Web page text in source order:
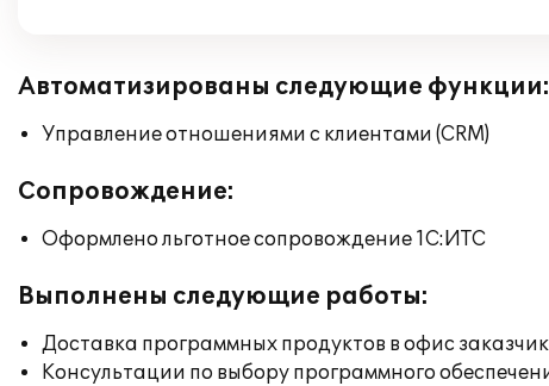
Автоматизированы следующие функции:
Управление отношениями с клиентами (CRM)
Сопровождение:
Оформлено льготное сопровождение 1С:ИТС
Выполнены следующие работы:
Доставка программных продуктов в офис
Консультации по выбору программного